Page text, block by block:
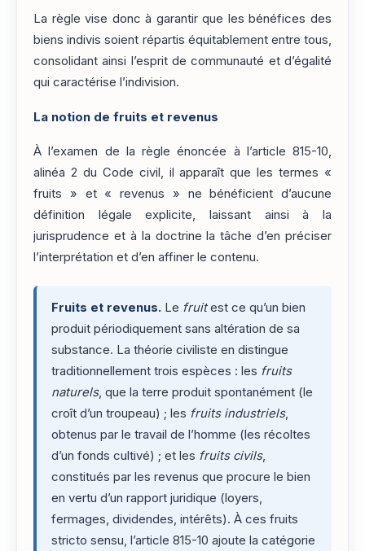
La règle vise donc à garantir que les bénéfices des
biens indivis soient répartis équitablement entre tous,
consolidant ainsi l’esprit de communauté et d’égalité
qui caractérise l’indivision.
La notion de fruits et revenus
À l’examen de la règle énoncée à l’article 815-10,
alinéa 2 du Code civil, il apparaît que les termes «
fruits » et « revenus » ne bénéficient d’aucune
définition légale explicite, laissant ainsi à la
jurisprudence et à la doctrine la tâche d’en préciser
l’interprétation et d’en affiner le contenu.
Fruits et revenus. Le fruitest ce qu’un bien
produit périodiquement sans altération de sa
substance. La théorie civiliste en distingue
traditionnellement trois espèces : les fruits
naturels, que la terre produit spontanément (le
croît d’un troupeau) ; les fruits industriels,
obtenus par le travail de l’homme (les récoltes
d’un fonds cultivé) ; et les fruits civils,
constitués par les revenus que procure le bien
en vertu d’un rapport juridique (loyers,
fermages, dividendes, intérêts). À ces fruits
stricto sensu, l’article 815-10 ajoute la catégorie